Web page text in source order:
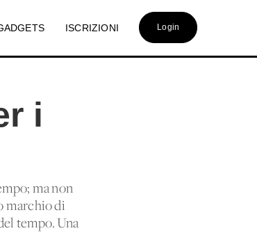
ISCRIZIONI Login
i
ma non
marchio di
tempo. Una